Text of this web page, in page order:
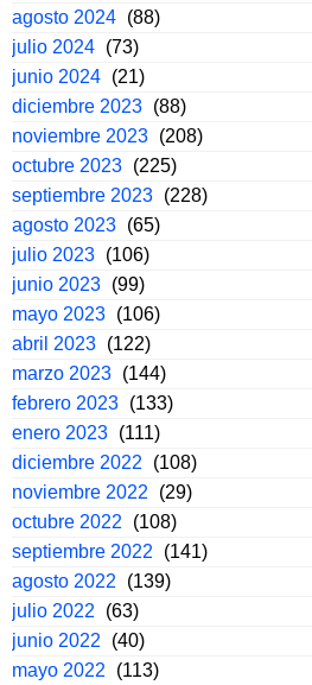
agosto 2024 (88)
julio 2024 (73)
junio 2024 (21)
diciembre 2023 (88)
noviembre 2023 (208)
octubre 2023 (225)
septiembre 2023 (228)
agosto 2023 (65)
julio 2023 (106)
junio 2023 (99)
mayo 2023 (106)
abril 2023 (122)
marzo 2023 (144)
febrero 2023 (133)
enero 2023 (111)
diciembre 2022
(108)
noviembre 2022
(29)
octubre 2022
(108)
septiembre 2022
(141)
agosto 2022
(139)
julio 2022
(63)
junio 2022
(40)
mayo 2022
(113)